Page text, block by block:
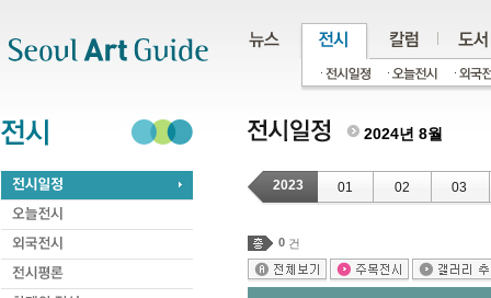
2024년 8월
2023 01 02 03
0 건